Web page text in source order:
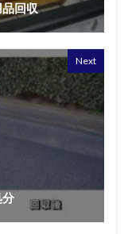
回収
Next
分